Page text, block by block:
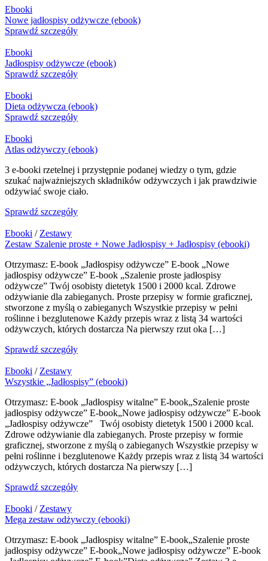
Ebooki
Nowe jadłospisy odżywcze (ebook)
Sprawdź szczegóły
Ebooki
Jadłospisy odżywcze (ebook)
Sprawdź szczegóły
Ebooki
Dieta odżywcza (ebook)
Sprawdź szczegóły
Ebooki
Atlas odżywczy (ebook)
3 e-booki rzetelnej i przystępnie podanej wiedzy o tym, gdzie
szukać najważniejszych składników odżywczych i jak prawdziwie
odżywiać swoje ciało.
Sprawdź szczegóły
Ebooki / Zestawy
Zestaw Szalenie proste + Nowe Jadłospisy + Jadłospisy (ebooki)
Otrzymasz: E-book „Jadłospisy odżywcze” E-book „Nowe
jadłospisy odżywcze” E-book „Szalenie proste jadłospisy
odżywcze” Twój osobisty dietetyk 1500 i 2000 kcal. Zdrowe
odżywianie dla zabieganych. Proste przepisy w formie graficznej,
stworzone z myślą o zabieganych Wszystkie przepisy w pełni
roślinne i bezglutenowe Każdy przepis wraz z listą 34 wartości
odżywczych, których dostarcza Na pierwszy rzut oka […]
Sprawdź szczegóły
Ebooki / Zestawy
Wszystkie „Jadłospisy” (ebooki)
Otrzymasz: E-book „Jadłospisy witalne” E-book„Szalenie proste
jadłospisy odżywcze” E-book„Nowe jadłospisy odżywcze” E-book
„Jadłospisy odżywcze” Twój osobisty dietetyk 1500 i 2000 kcal.
Zdrowe odżywianie dla zabieganych. Proste przepisy w formie
graficznej, stworzone z myślą o zabieganych Wszystkie przepisy w
pełni roślinne i bezglutenowe Każdy przepis wraz z listą 34 wartości
odżywczych, których dostarcza Na pierwszy […]
Sprawdź szczegóły
Ebooki / Zestawy
Mega zestaw odżywczy (ebooki)
Otrzymasz: E-book „Jadłospisy witalne” E-book„Szalenie proste
jadłospisy odżywcze” E-book„Nowe jadłospisy odżywcze” E-book